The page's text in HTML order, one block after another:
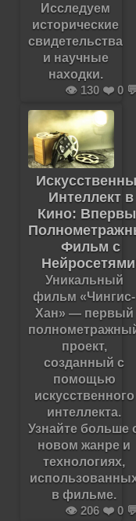
Исследуем
исторические
свидетельства
и научные
находки.
👁️ 130 ❤️ 0
Интеллект в
Кино:
Фильм с
Уникальный
фильм «Чингис-
Хан» — первый
проект,
созданный с
помощью
искусственного
интеллекта.
Узнайте больше
новом жанре и
технологиях,
в фильме.
👁️ 206 ❤️ 0